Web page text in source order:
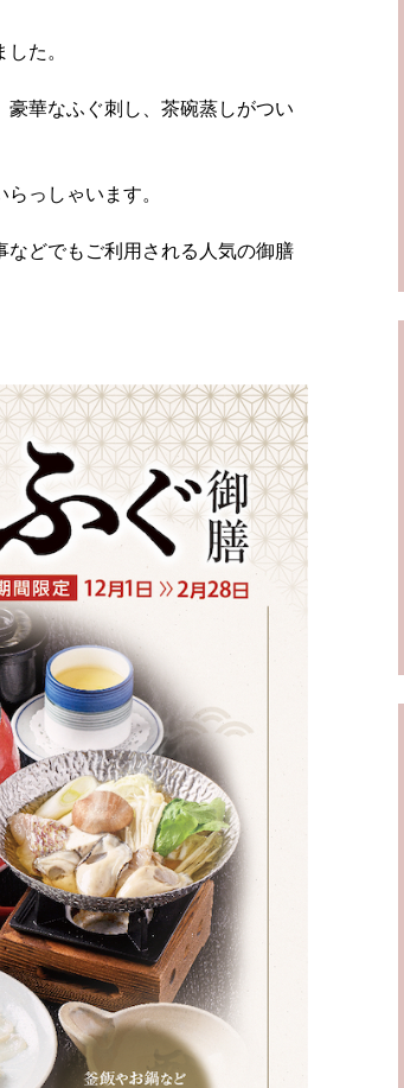
た。
華なふぐ刺し、茶碗蒸しがつい
っしゃいます。
どでもご利用される人気の御膳